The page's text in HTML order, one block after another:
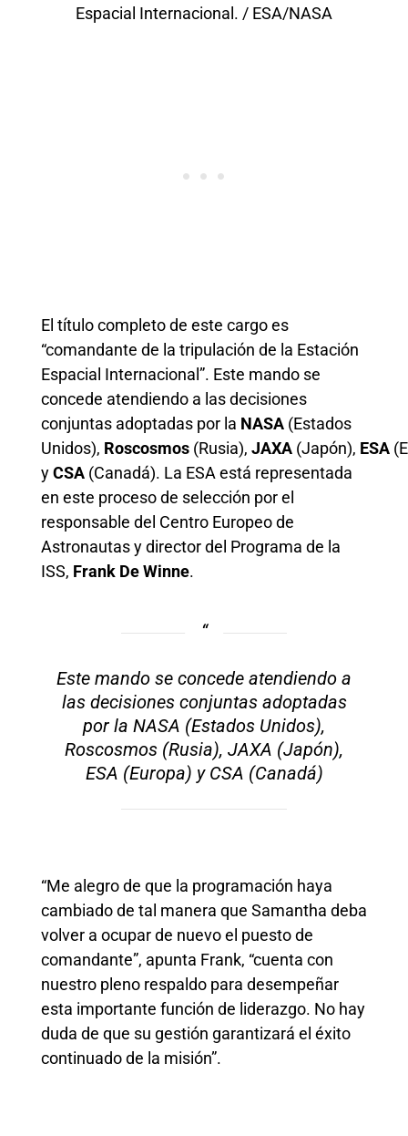
Espacial Internacional. / ESA/NASA
El título completo de este cargo es
“comandante de la tripulación de la Estación
Espacial Internacional”. Este mando se
concede atendiendo a las decisiones
conjuntas adoptadas por la NASA (Estados
Unidos), Roscosmos (Rusia), JAXA (Japón), ESA
yCSA (Canadá). La ESA está representada
en este proceso de selección por el
responsable del Centro Europeo de
Astronautas y director del Programa de la
ISS, Frank De Winne.
Este mando se concede atendiendo a
las decisiones conjuntas adoptadas
por la NASA (Estados Unidos),
Roscosmos (Rusia), JAXA (Japón),
ESA (Europa) y CSA (Canadá)
“Me alegro de que la programación haya
cambiado de tal manera que Samantha deba
volver a ocupar de nuevo el puesto de
comandante”, apunta Frank, “cuenta con
nuestro pleno respaldo para desempeñar
esta importante función de liderazgo. No hay
duda de que su gestión garantizará el éxito
continuado de la misión”.